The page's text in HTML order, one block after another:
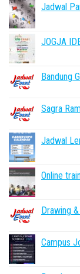
Jadwal
JOGJA
Bandung
Sagra
Jadwal
Online
Drawing
Campus